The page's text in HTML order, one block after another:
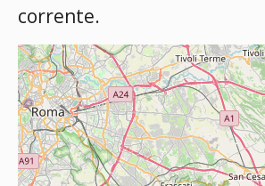
corrente.